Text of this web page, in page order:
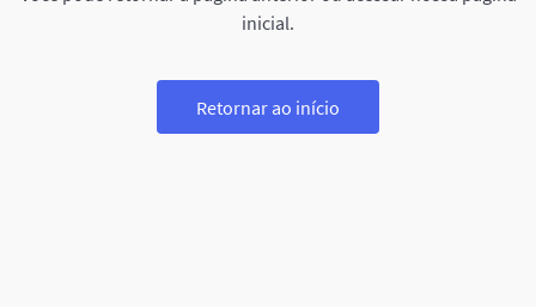
inicial.
Retornar ao início